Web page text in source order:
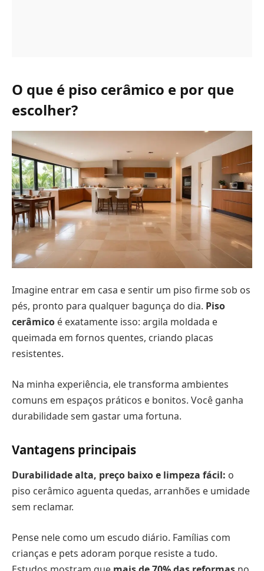
O que é piso cerâmico e por que
escolher?
Imagine entrar em casa e sentir um piso firme sob os
pés, pronto para qualquer bagunça do dia. Piso
cerâmico é exatamente isso: argila moldada e
queimada em fornos quentes, criando placas
resistentes.
Na minha experiência, ele transforma ambientes
comuns em espaços práticos e bonitos. Você ganha
durabilidade sem gastar uma fortuna.
Vantagens principais
Durabilidade alta, preço baixo e limpeza fácil: o
piso cerâmico aguenta quedas, arranhões e umidade
sem reclamar.
Pense nele como um escudo diário. Famílias com
crianças e pets adoram porque resiste a tudo.